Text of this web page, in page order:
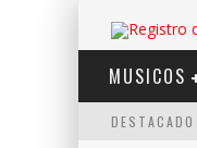
MUSICOS
DESTACADO